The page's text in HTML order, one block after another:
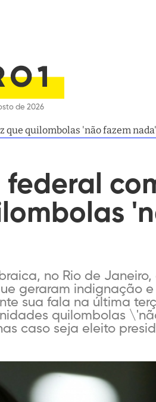
de 2026
que quilombolas 'não fazem nada'
no Rio de
geraram indignação
sua fala na última
quilombolas
caso seja eleito